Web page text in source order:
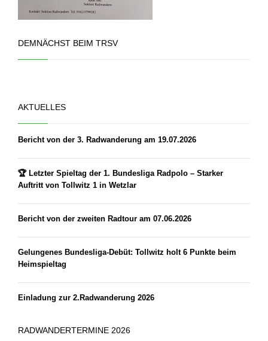
DEMNÄCHST BEIM TRSV
AKTUELLES
Bericht von der 3. Radwanderung am 19.07.2026
🏆 Letzter Spieltag der 1. Bundesliga Radpolo – Starker
Auftritt von Tollwitz 1 in Wetzlar
Bericht von der zweiten Radtour am 07.06.2026
Gelungenes Bundesliga-Debüt: Tollwitz holt 6 Punkte beim
Heimspieltag
Einladung zur 2.Radwanderung 2026
RADWANDERTERMINE 2026